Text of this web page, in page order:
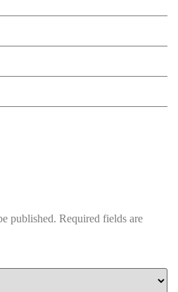
published. Required fields are